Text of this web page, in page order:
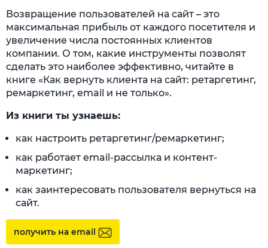
Возвращение пользователей на сайт – это
максимальная прибыль от каждого посетителя и
увеличение числа постоянных клиентов
компании. О том, какие инструменты позволят
сделать это наиболее эффективно, читайте в
книге «Как вернуть клиента на сайт: ретаргетинг,
ремаркетинг, email и не только».
Из книги ты узнаешь:
как настроить ретаргетинг/ремаркетинг;
как работает email-рассылка и контент-
маркетинг;
как заинтересовать пользователя вернуться на
сайт.
получить на email